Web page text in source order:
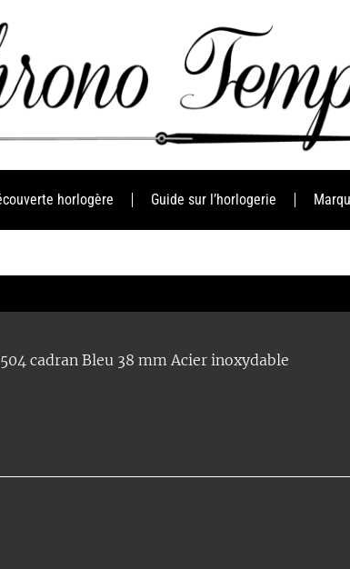
horlogère Guide sur l’horlogerie
cadran Bleu 38 mm Acier inoxydable